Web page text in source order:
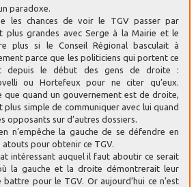
paradoxe.
les chances de voir le TGV passer par
plus grandes avec Serge à la Mairie et le
plus si le Conseil Régional basculait à
parce que les politiciens qui portent ce
depuis le début des gens de droite :
ou Hortefeux pour ne citer qu’eux.
que quand un gouvernement est de droite,
plus simple de communiquer avec lui quand
opposants sur d’autres dossiers.
n’empêche la gauche de se défendre en
atouts pour obtenir ce TGV.
intéressant auquel il faut aboutir ce serait
la gauche et la droite démontrerait leur
battre pour le TGV. Or aujourd’hui ce n’est